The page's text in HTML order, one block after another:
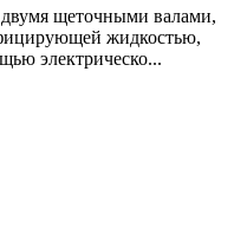
щеточными валами,
жидкостью,
электрическо...